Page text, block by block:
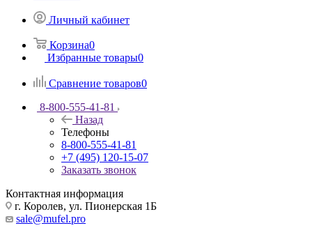
Личный кабинет
Корзина0
Избранные товары0
Сравнение товаров0
8-800-555-41-81
Назад
Телефоны
8-800-555-41-81
+7 (495) 120-15-07
Заказать звонок
Контактная информация
г. Королев, ул. Пионерская 1Б
sale@mufel.pro